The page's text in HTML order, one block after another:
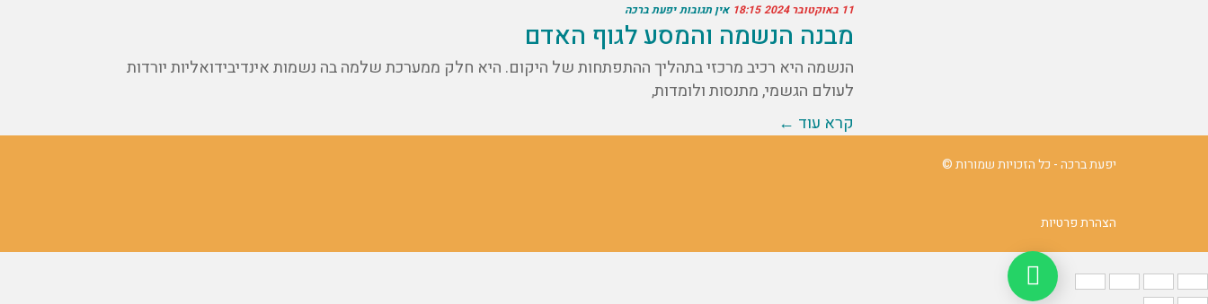
11 באוקטובר 2024 18:15 אין תגובות יפעת ברכה
מבנה הנשמה והמסע לגוף האדם
הנשמה היא רכיב מרכזי בתהליך ההתפתחות של היקום. היא חלק ממערכת שלמה בה נשמות אינדיבידואליות יורדות
לעולם הגשמי, מתנסות ולומדות,
קרא עוד ←
יפעת ברכה - כל הזכויות שמורות ©
הצהרת פרטיות
נהיה בקשר ב Whatsapp